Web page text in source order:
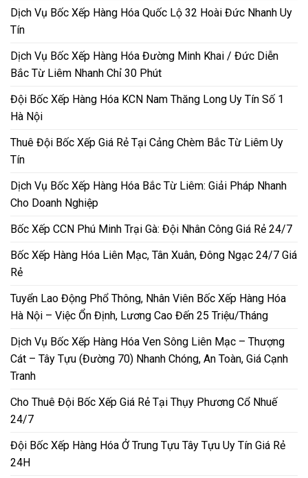
Dịch Vụ Bốc Xếp Hàng Hóa Quốc Lộ 32 Hoài Đức Nhanh Uy
Tín
Dịch Vụ Bốc Xếp Hàng Hóa Đường Minh Khai / Đức Diễn
Bắc Từ Liêm Nhanh Chỉ 30 Phút
Đội Bốc Xếp Hàng Hóa KCN Nam Thăng Long Uy Tín Số 1
Hà Nội
Thuê Đội Bốc Xếp Giá Rẻ Tại Cảng Chèm Bắc Từ Liêm Uy
Tín
Dịch Vụ Bốc Xếp Hàng Hóa Bắc Từ Liêm: Giải Pháp Nhanh
Cho Doanh Nghiệp
Bốc Xếp CCN Phú Minh Trại Gà: Đội Nhân Công Giá Rẻ 24/7
Bốc Xếp Hàng Hóa Liên Mạc, Tân Xuân, Đông Ngạc 24/7 Giá
Rẻ
Tuyển Lao Động Phổ Thông, Nhân Viên Bốc Xếp Hàng Hóa
Hà Nội – Việc Ổn Định, Lương Cao Đến 25 Triệu/Tháng
Dịch Vụ Bốc Xếp Hàng Hóa Ven Sông Liên Mạc – Thượng
Cát – Tây Tựu (Đường 70) Nhanh Chóng, An Toàn, Giá Cạnh
Tranh
Cho Thuê Đội Bốc Xếp Giá Rẻ Tại Thụy Phương Cổ Nhuế
24/7
Đội Bốc Xếp Hàng Hóa Ở Trung Tựu Tây Tựu Uy Tín Giá Rẻ
24H